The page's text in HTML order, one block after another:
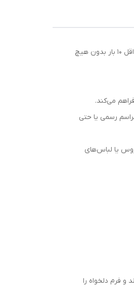
سوتین پروانه ای چسبی کیفیت بسیار عالی بسیار کاربردی مناسب برای لباس های مجلسی و پشت باز چسب محکم و ضدحساسیت قابل شستشو قابلیت استفاده حداقل ۱۰ بار بدون هیچ
می‌کند.
رسمی یا حتی
یا لباس‌های
و فرم دلخواه را